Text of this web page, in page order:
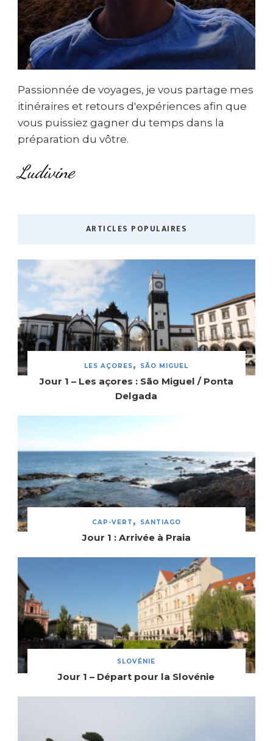
Passionnée de voyages, je vous partage mes
itinéraires et retours d'expériences afin que
vous puissiez gagner du temps dans la
préparation du vôtre.
Ludivine
ARTICLES POPULAIRES
LES AÇORES SÃO MIGUEL
Jour 1 – Les açores : São Miguel / Ponta
Delgada
CAP-VERT SANTIAGO
Jour 1 : Arrivée à Praia
SLOVÉNIE
Jour 1 – Départ pour la Slovénie